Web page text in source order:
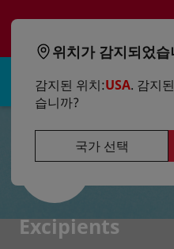
Excipients
위치가 감지되었습
감지된 위치:USA. 감지
습니까?
국가 선택